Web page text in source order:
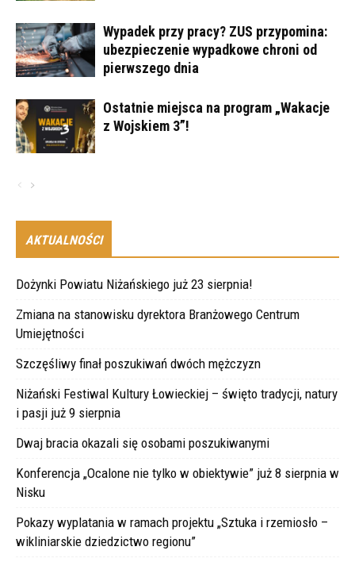
Wypadek przy pracy? ZUS przypomina:
ubezpieczenie wypadkowe chroni od
pierwszego dnia
Ostatnie miejsca na program „Wakacje
z Wojskiem 3”!
AKTUALNOŚCI
Dożynki Powiatu Niżańskiego już 23 sierpnia!
Zmiana na stanowisku dyrektora Branżowego Centrum
Umiejętności
Szczęśliwy finał poszukiwań dwóch mężczyzn
Niżański Festiwal Kultury Łowieckiej – święto tradycji, natury
i pasji już 9 sierpnia
Dwaj bracia okazali się osobami poszukiwanymi
Konferencja „Ocalone nie tylko w obiektywie” już 8 sierpnia w
Nisku
Pokazy wyplatania w ramach projektu „Sztuka i rzemiosło –
wikliniarskie dziedzictwo regionu”